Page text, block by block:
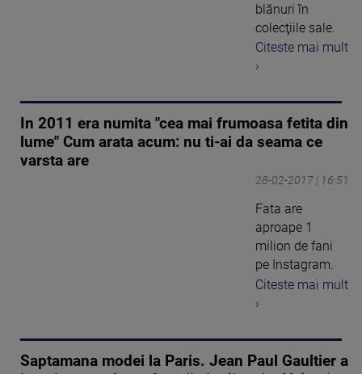
blănuri în
colecţiile sale.
Citeste mai mult
›
In 2011 era numita "cea mai frumoasa fetita din
lume" Cum arata acum: nu ti-ai da seama ce
varsta are
28-02-2017 | 16:51
Fata are
aproape 1
milion de fani
pe Instagram.
Citeste mai mult
›
Saptamana modei la Paris. Jean Paul Gaultier a